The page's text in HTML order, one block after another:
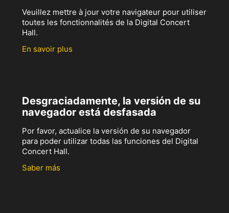
Veuillez mettre à jour votre navigateur pour utiliser
toutes les fonctionnalités de la Digital Concert
Hall.
En savoir plus
Desgraciadamente, la versión de su
navegador está desfasada
Por favor, actualice la versión de su navegador
para poder utilizar todas las funciones del Digital
Concert Hall.
Saber más